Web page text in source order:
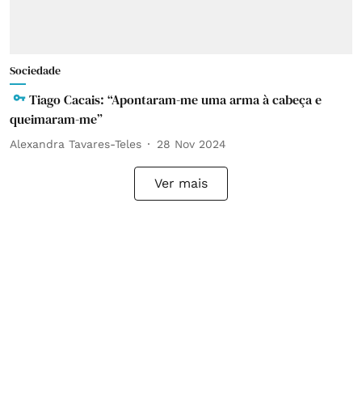
Sociedade
Tiago Cacais: “Apontaram-me uma arma à cabeça e
queimaram-me”
Alexandra Tavares-Teles 28 Nov 2024
Ver mais